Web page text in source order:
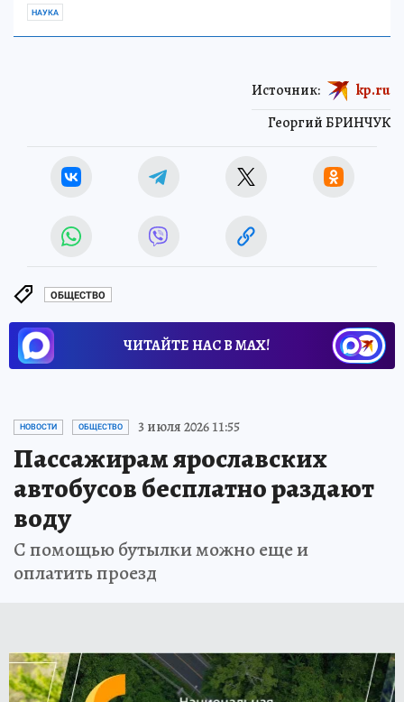
НАУКА
Георгий БРИНЧУК
Источник: kp.ru
ОБЩЕСТВО
ЧИТАЙТЕ НАС В МАХ!
НОВОСТИ ОБЩЕСТВО 3 июля 2026 11:55
Пассажирам ярославских
автобусов бесплатно раздают
воду
С помощью бутылки можно еще и
оплатить проезд